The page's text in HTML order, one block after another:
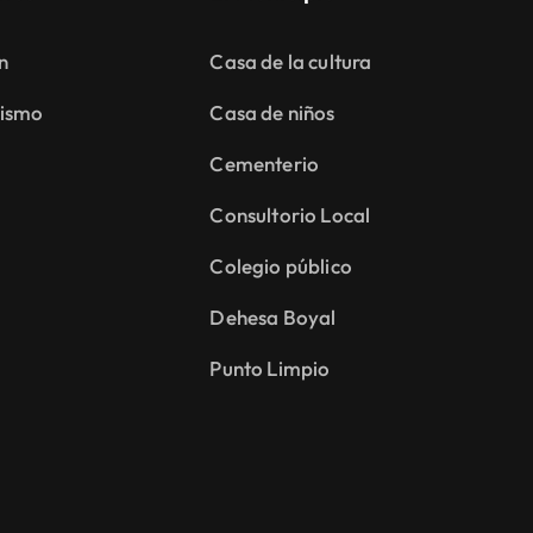
Casa de la cultura
Casa de niños
Cementerio
Consultorio Local
Colegio público
Dehesa Boyal
Punto Limpio